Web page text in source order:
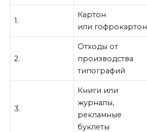
1.
Картон
или гофрокартон
2.
Отходы от
производства
типографий
3.
Книги или
журналы,
рекламные
буклеты